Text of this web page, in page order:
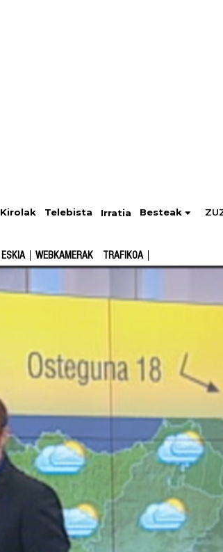
Kirolak Telebista Irratia Besteak
ESKIA WEBKAMERAK TRAFIKOA